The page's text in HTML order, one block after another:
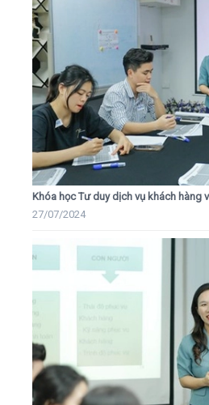
Khóa học Tư duy dịch vụ khách hàng
27/07/2024